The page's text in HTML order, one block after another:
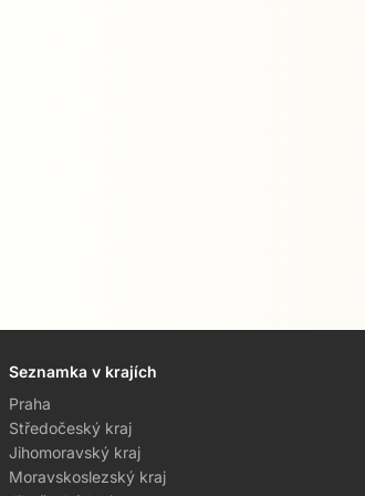
Seznamka v krajích
Praha
Středočeský kraj
Jihomoravský kraj
Moravskoslezský kraj